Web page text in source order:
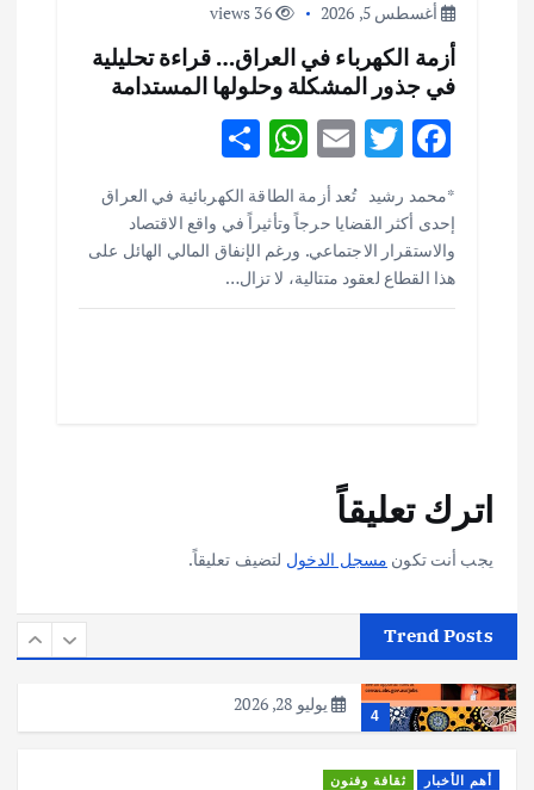
أغسطس 5, 2026
36 views
أزمة الكهرباء في العراق… قراءة تحليلية
في جذور المشكلة وحلولها المستدامة
F
e
b
o
T
w
it
te
r
E
m
ai
l
W
h
at
s
A
S
h
ar
e
*محمد رشيد تُعد أزمة الطاقة الكهربائية في العراق
إحدى أكثر القضايا حرجاً وتأثيراً في واقع الاقتصاد
والاستقرار الاجتماعي. ورغم الإنفاق المالي الهائل على
هذا القطاع لعقود متتالية، لا تزال…
اترك تعليقاً
يجب أنت تكون مسجل الدخول لتضيف تعليقاً.
Trend Posts
ثقافة وفنون
اختتام ورشة السينوغرافيا في مدينة كلباء الاماراتية
أغسطس 3, 2026
هوي آن… مدينة الفوانيس وسحر التاريخ
4
عملية التعداد السكاني في11 من الشهر
يوليو 28, 2026
أهم الأخبار ثقافة وفنون